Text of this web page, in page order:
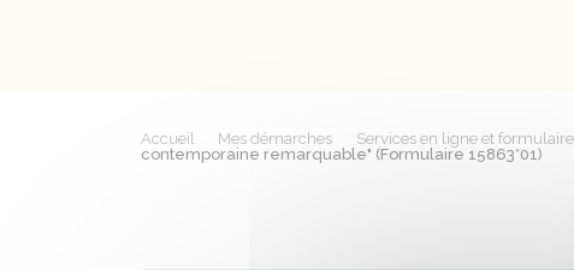
Accueil Mes démarches Services en ligne et
contemporaine remarquable" (Formulaire 15863*01)